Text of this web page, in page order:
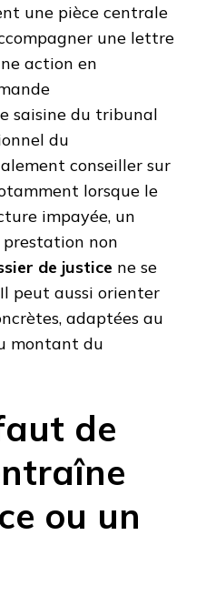
une pièce centrale
une lettre
action en
saisine du tribunal
du
conseiller sur
lorsque le
impayée, un
prestation non
de justice ne se
peut aussi orienter
adaptées au
montant du
de
ou un